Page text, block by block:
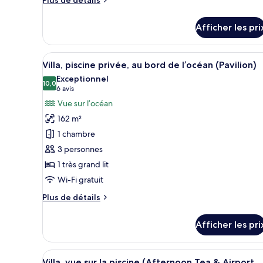
Villa
(Green
View)
Afficher les
Afficher
toutes
les
photos
pour
ce
type
de
chambre :
Villa,
piscine
bord
de
Un espace extérieur abrité,
16
Villa, piscine privée, au bord de l’océan (Pavilion)
10,010,0 sur 10
Exceptionnel
6 avis
(6 avis)
Vue sur l’océan
162 m²
1 chambre
3 personnes
1 très grand lit
Wi-Fi gratuit
Plus de détails
Plus
Villa,
piscine
privée,
Afficher les
Afficher
Villa, vue sur la piscine
12